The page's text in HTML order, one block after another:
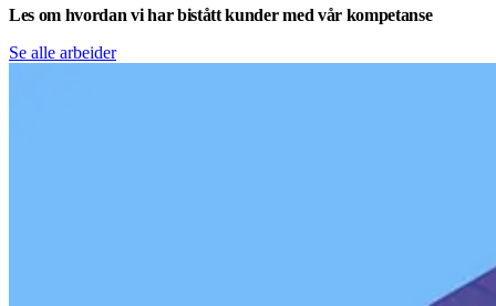
Les om hvordan vi har bistått kunder med vår kompetanse
Se alle arbeider